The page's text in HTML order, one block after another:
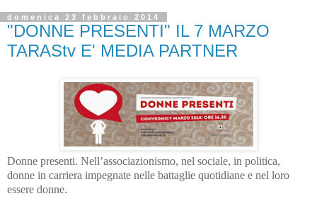
domenica 23 febbraio 2014
"DONNE PRESENTI" IL 7 MARZO
TARAStv E' MEDIA PARTNER
Donne presenti. Nell’associazionismo, nel sociale, in politica,
donne in carriera impegnate nelle battaglie quotidiane e nel loro
essere donne.